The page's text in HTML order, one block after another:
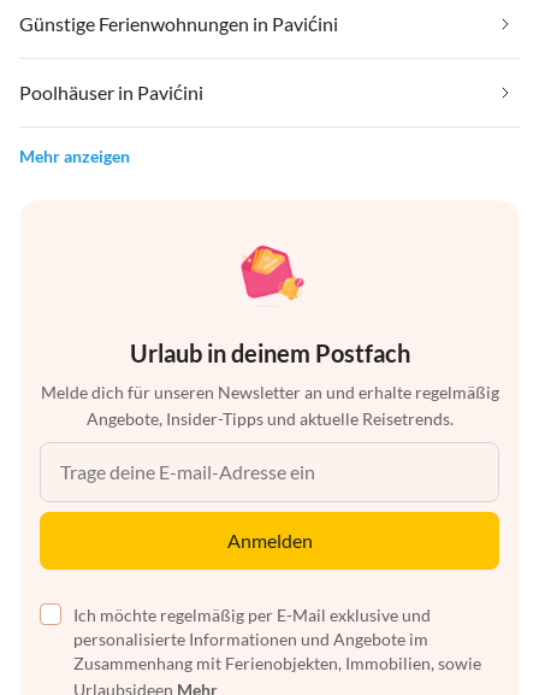
Günstige Ferienwohnungen in Pavićini
Poolhäuser in Pavićini
Mehr anzeigen
Urlaub in deinem Postfach
Melde dich für unseren Newsletter an und erhalte regelmäßig
Angebote, Insider-Tipps und aktuelle Reisetrends.
Anmelden
Ich möchte regelmäßig per E-Mail exklusive und
personalisierte Informationen und Angebote im
Zusammenhang mit Ferienobjekten, Immobilien, sowie
Urlaubsideen Mehr